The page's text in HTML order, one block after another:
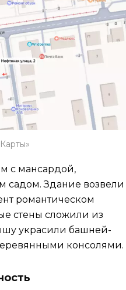
с мансардой,
садом. Здание возвели
романтическом
стены сложили из
украсили башней-
консолями.